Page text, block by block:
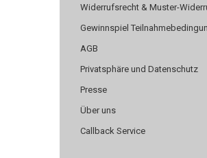
Widerrufsrecht & Muster-
Gewinnspiel
AGB
Privatsphäre und Datenschutz
Presse
Über uns
Callback Service